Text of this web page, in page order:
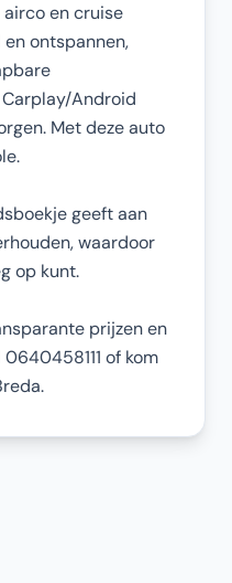
en cruise
ontspannen,
Android
Met deze auto
geeft aan
waardoor
op kunt.
prijzen en
of kom